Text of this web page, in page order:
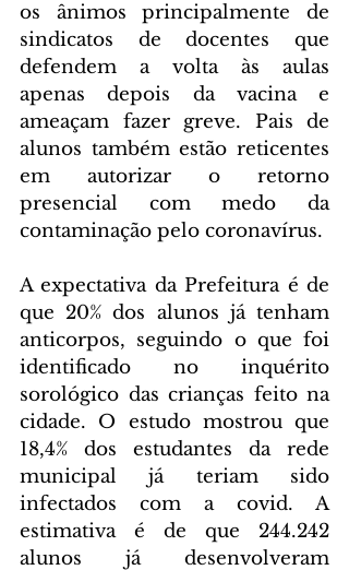
os ânimos principalmente de
sindicatos de docentes que
defendem a volta às aulas
apenas depois da vacina e
ameaçam fazer greve. Pais de
alunos também estão reticentes
em autorizar o retorno
presencial com medo da
contaminação pelo coronavírus.
A expectativa da Prefeitura é de
que 20% dos alunos já tenham
anticorpos, seguindo o que foi
identificado no inquérito
sorológico das crianças feito na
cidade. O estudo mostrou que
18,4% dos estudantes da rede
municipal já teriam sido
infectados com a covid. A
estimativa é de que 244.242
alunos já desenvolveram